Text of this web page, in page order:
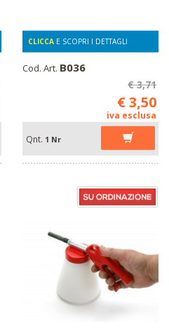
CLICCA E SCOPRI I DETTAGLI
Cod. Art. B036
€ 3,71
€ 3,50
iva esclusa
Qnt. 1 Nr